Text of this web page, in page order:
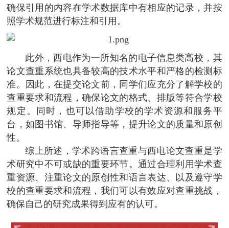
确保引用的内容在学术数据库中有相应的记录，并按
照学术规范进行标注和引用。
此外，西电作为一所知名的电子信息类高校，其
论文查重系统也具备较高的技术水平和严格的检测标
准。因此，在提交论文前，同学们应充分了解学校的
查重要求和流程，确保论文的格式、排版等符合学校
规定。同时，也可以借助学校的学术资源和服务平
台，如图书馆、导师指导等，提升论文的质量和原创
性。
综上所述，学术跨语言查重与西电论文查重是学
术研究中不可或缺的重要环节。通过合理利用学术查
重资源、注重论文的原创性和语言表达、以及遵守学
校的查重要求和流程，我们可以有效应对查重挑战，
确保自己的研究成果得到应有的认可。